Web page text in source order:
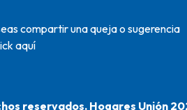
compartir una queja o sugerencia
aquí
reservados. Hogares Unión